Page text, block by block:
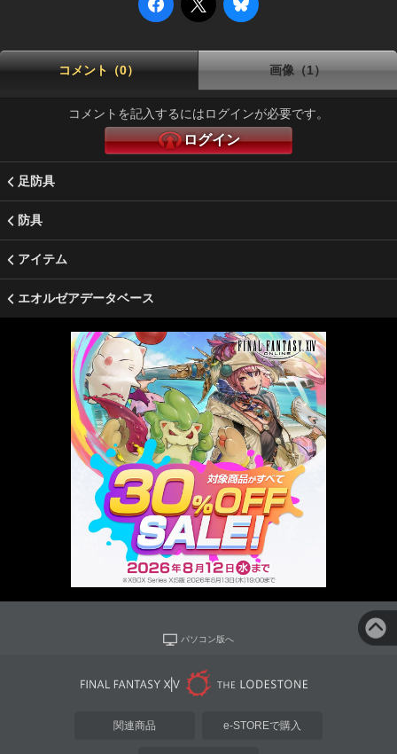
コメント（0） 画像（1）
コメントを記入するにはログインが必要です。
ログイン
足防具
防具
アイテム
エオルゼアデータベース
パソコン版へ
関連商品 e-STOREで購入